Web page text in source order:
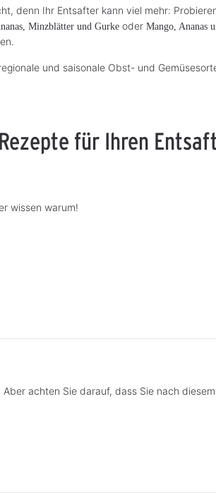
denn Ihr Entsafter kann viel mehr:
Minzblätter und Gurke oder Mango, Ananas
und saisonale Obst- und
für Ihren
wissen warum!
achten Sie darauf, dass Sie nach